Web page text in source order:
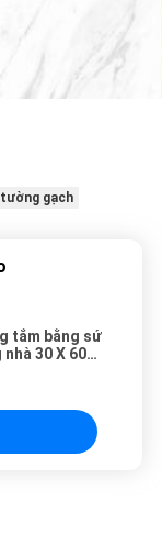
gạch
tắm bằng sứ
30 X 60